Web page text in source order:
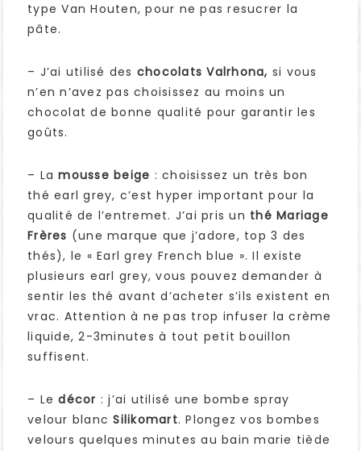
type Van Houten, pour ne pas resucrer la
pâte.
– J’ai utilisé des chocolats Valrhona, si vous
n’en n’avez pas choisissez au moins un
chocolat de bonne qualité pour garantir les
goûts.
– Lamousse beige : choisissez un très bon
thé earl grey, c’est hyper important pour la
qualité de l’entremet. J’ai pris un thé Mariage
Frères (une marque que j’adore, top 3 des
thés), le « Earl grey French blue ». Il existe
plusieurs earl grey, vous pouvez demander à
sentir les thé avant d’acheter s’ils existent en
vrac. Attention à ne pas trop infuser la crème
liquide, 2-3minutes à tout petit bouillon
suffisent.
– Ledécor : j’ai utilisé une bombe spray
velour blanc Silikomart. Plongez vos bombes
velours quelques minutes au bain marie tiède